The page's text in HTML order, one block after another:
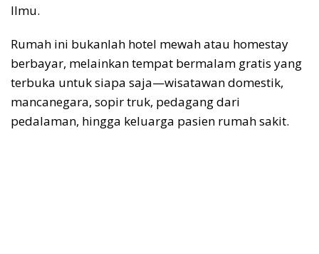
Ilmu.
Rumah ini bukanlah hotel mewah atau homestay
berbayar, melainkan tempat bermalam gratis yang
terbuka untuk siapa saja—wisatawan domestik,
mancanegara, sopir truk, pedagang dari
pedalaman, hingga keluarga pasien rumah sakit.